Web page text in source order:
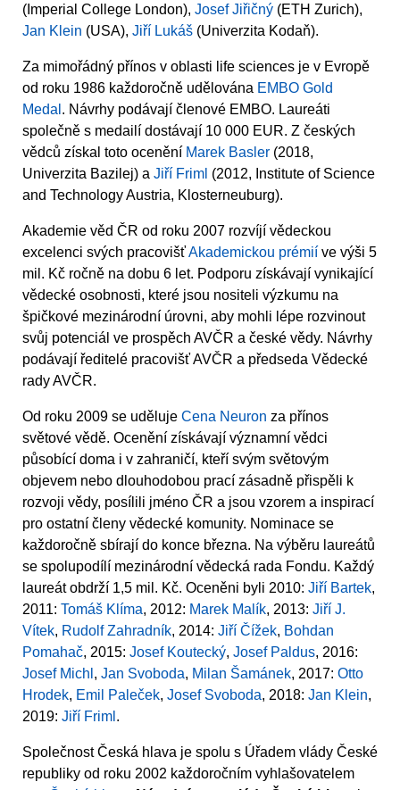
(Imperial College London), Josef Jiřičný (ETH Zurich),
Jan Klein (USA), Jiří Lukáš (Univerzita Kodaň).
Za mimořádný přínos v oblasti life sciences je v Evropě
od roku 1986 každoročně udělována EMBO Gold
Medal . Návrhy podávají členové EMBO. Laureáti
společně s medailí dostávají 10 000 EUR. Z českých
vědců získal toto ocenění Marek Basler (2018,
Univerzita Bazilej) a Jiří Friml (2012, Institute of Science
and Technology Austria, Klosterneuburg).
Akademie věd ČR od roku 2007 rozvíjí vědeckou
excelenci svých pracovišťAkademickou prémií ve výši 5
mil. Kč ročně na dobu 6 let. Podporu získávají vynikající
vědecké osobnosti, které jsou nositeli výzkumu na
špičkové mezinárodní úrovni, aby mohli lépe rozvinout
svůj potenciál ve prospěch AVČR a české vědy. Návrhy
podávají ředitelé pracovišť AVČR a předseda Vědecké
rady AVČR.
Od roku 2009 se uděluje Cena Neuron za přínos
světové vědě. Ocenění získávají významní vědci
působící doma i v zahraničí, kteří svým světovým
objevem nebo dlouhodobou prací zásadně přispěli k
rozvoji vědy, posílili jméno ČR a jsou vzorem a inspirací
pro ostatní členy vědecké komunity. Nominace se
každoročně sbírají do konce března. Na výběru laureátů
se spolupodílí mezinárodní vědecká rada Fondu. Každý
laureát obdrží 1,5 mil. Kč. Oceněni byli 2010: Jiří Bartek,
2011: Tomáš Klíma, 2012: Marek Malík, 2013: Jiří J.
Vítek, Rudolf Zahradník, 2014: Jiří Čížek, Bohdan
Pomahač, 2015: Josef Koutecký, Josef Paldus, 2016:
Josef Michl , Jan Svoboda, Milan Šamánek, 2017: Otto
Hrodek, Emil Paleček, Josef Svoboda, 2018: Jan Klein,
2019: Jiří Friml .
Společnost Česká hlava je spolu s Úřadem vlády České
republiky od roku 2002 každoročním vyhlašovatelem